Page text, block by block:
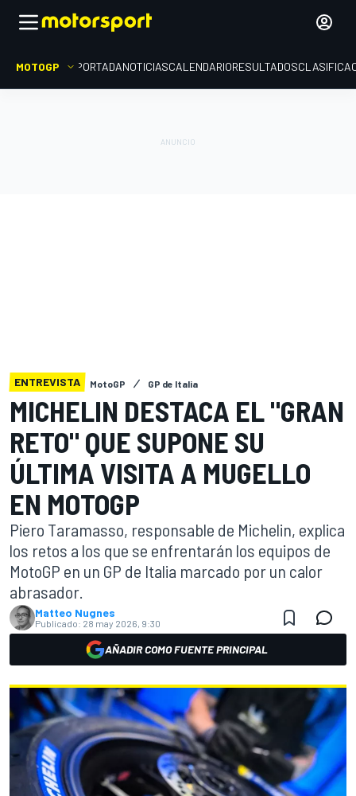
MOTOGP PORTADANOTICIASCALENDARIORESULTADOS
ENTREVISTA MotoGP GP de Italia
MICHELIN DESTACA EL "GRAN
RETO" QUE SUPONE SU
ÚLTIMA VISITA A MUGELLO
EN MOTOGP
Piero Taramasso, responsable de Michelin, explica
los retos a los que se enfrentarán los equipos de
MotoGP en un GP de Italia marcado por un calor
abrasador.
Matteo Nugnes
Publicado: 28 may 2026, 9:30
AÑADIR COMO FUENTE PRINCIPAL